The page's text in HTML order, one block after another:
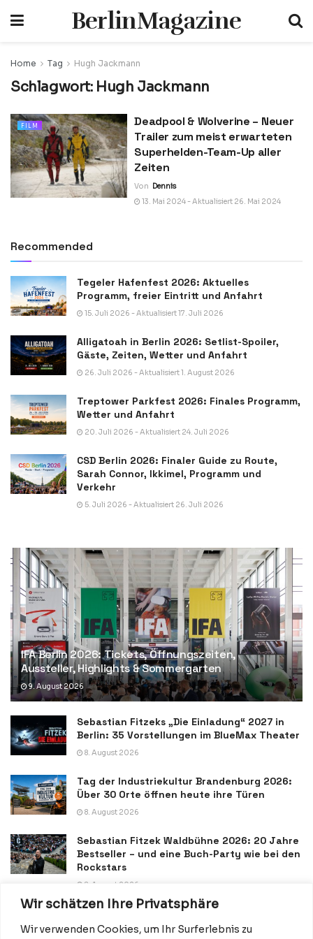
Wir schätzen Ihre Privatsphäre
Wir verwenden Cookies, um Ihr Surferlebnis zu
BerlinMagazine
Home Tag Hugh Jackmann
Schlagwort: Hugh Jackmann
FILM
Deadpool & Wolverine – Neuer
Trailer zum meist erwarteten
Superhelden-Team-Up aller
Zeiten
Von Dennis
13. Mai 2024 - Aktualisiert 26. Mai 2024
Recommended
Tegeler Hafenfest 2026: Aktuelles
Programm, freier Eintritt und Anfahrt
15. Juli 2026 - Aktualisiert 17. Juli 2026
Alligatoah in Berlin 2026: Setlist-Spoiler,
Gäste, Zeiten, Wetter und Anfahrt
26. Juli 2026 - Aktualisiert 1. August 2026
Treptower Parkfest 2026: Finales Programm,
Wetter und Anfahrt
20. Juli 2026 - Aktualisiert 24. Juli 2026
CSD Berlin 2026: Finaler Guide zu Route,
Sarah Connor, Ikkimel, Programm und
Verkehr
5. Juli 2026 - Aktualisiert 26. Juli 2026
IFA Berlin 2026: Tickets, Öffnungszeiten,
Aussteller, Highlights & Sommergarten
9. August 2026
Sebastian Fitzeks „Die Einladung“ 2027 in
Berlin: 35 Vorstellungen im BlueMax Theater
8. August 2026
Tag der Industriekultur Brandenburg 2026:
Über 30 Orte öffnen heute ihre Türen
8. August 2026
Sebastian Fitzek Waldbühne 2026: 20 Jahre
Bestseller – und eine Buch-Party wie bei den
Rockstars
8. August 2026